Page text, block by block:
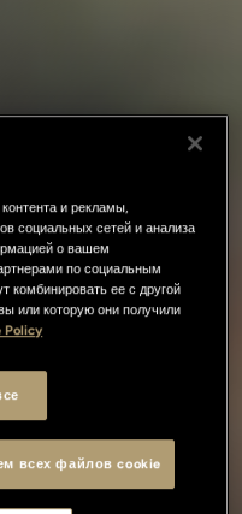
и рекламы,
социальных сетей и анализа
о вашем
по социальным
комбинировать ее с другой
или которую они получили
Policy
всех файлов cookie